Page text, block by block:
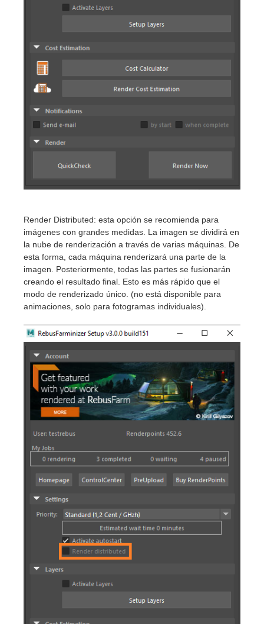
Render Distributed: esta opción se recomienda para
imágenes con grandes medidas. La imagen se dividirá en
la nube de renderización a través de varias máquinas. De
esta forma, cada máquina renderizará una parte de la
imagen. Posteriormente, todas las partes se fusionarán
creando el resultado final. Esto es más rápido que el
modo de renderizado único. (no está disponible para
animaciones, solo para fotogramas individuales).